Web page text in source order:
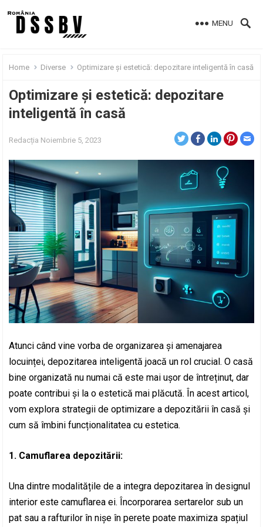
MENU
Home Diverse Optimizare și estetică: depozitare inteligentă în casă
Optimizare și estetică: depozitare
inteligentă în casă
Redacția Noiembrie 5, 2023
Atunci când vine vorba de organizarea și amenajarea
locuinței, depozitarea inteligentă joacă un rol crucial. O casă
bine organizată nu numai că este mai ușor de întreținut, dar
poate contribui și la o estetică mai plăcută. În acest articol,
vom explora strategii de optimizare a depozitării în casă și
cum să îmbini funcționalitatea cu estetica.
1. Camuflarea depozitării:
Una dintre modalitățile de a integra depozitarea în designul
interior este camuflarea ei. Încorporarea sertarelor sub un
pat sau a rafturilor în nișe în perete poate maximiza spațiul